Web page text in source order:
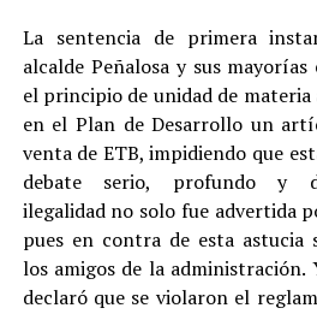
La sentencia de primera
alcalde Peñalosa y sus
el principio de unidad de
en el Plan de Desarrollo un
venta de ETB, impidiendo que
debate serio, profundo y
ilegalidad no solo fue advertida
pues en contra de esta astucia
los amigos de la administración.
declaró que se violaron el